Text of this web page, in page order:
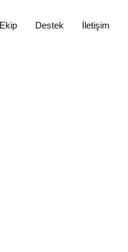
Ekip Destek İletişim